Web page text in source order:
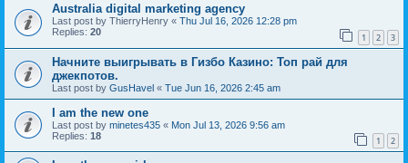
Australia digital marketing agency
Last post by ThierryHenry « Thu Jul 16, 2026 12:28 pm
Replies: 20 1 2 3
Начните выигрывать в Гизбо Казино: Топ рай для
джекпотов.
Last post by GusHavel « Tue Jun 16, 2026 2:45 am
I am the new one
Last post by minetes435 « Mon Jul 13, 2026 9:56 am
Replies: 18 1 2